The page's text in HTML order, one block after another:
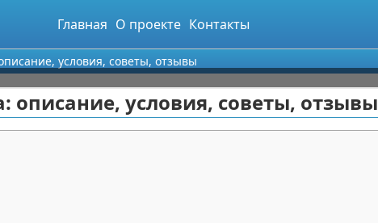
Главная О проекте Контакты
условия, советы, отзывы
описание, условия, советы, отзывы